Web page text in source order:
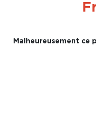
Malheureusement ce